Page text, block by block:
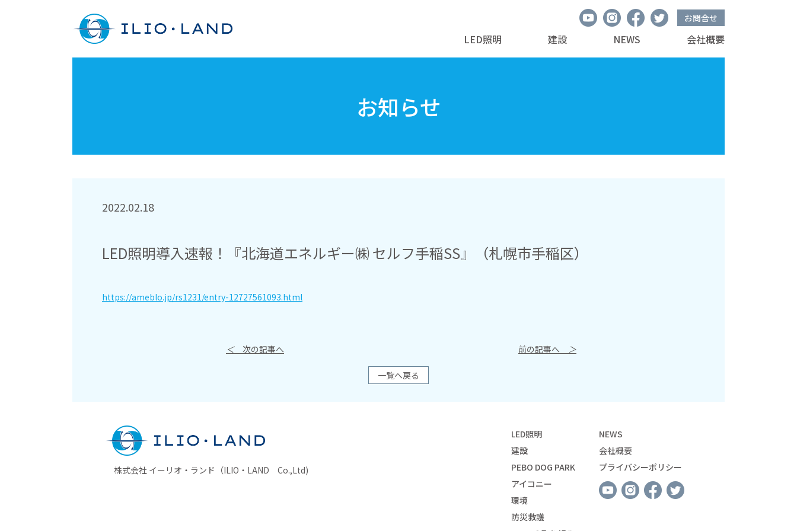
お問合せ
LED照明 建設 NEWS 会社概要
お知らせ
2022.02.18
LED照明導入速報！『北海道エネルギー㈱ セルフ手稲SS』（札幌市手稲区）
https://ameblo.jp/rs1231/entry-12727561093.html
＜次の記事へ 前の記事へ ＞
一覧へ戻る
株式会社 イーリオ・ランド（ILIO・LAND Co.,Ltd)
LED照明
建設
PEBO DOG PARK
アイコニー
環境
防災救護
NEWS
会社概要
プライバシーポリシー